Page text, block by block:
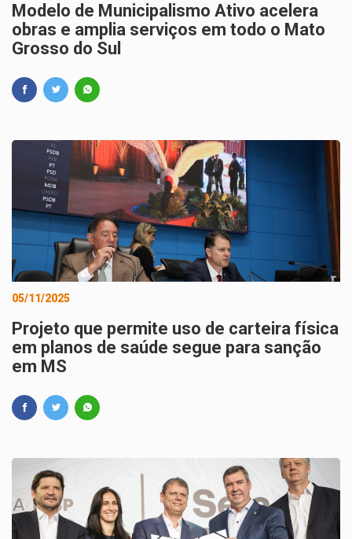
Modelo de Municipalismo Ativo acelera
obras e amplia serviços em todo o Mato
Grosso do Sul
05/11/2025
Projeto que permite uso de carteira física
em planos de saúde segue para sanção
em MS